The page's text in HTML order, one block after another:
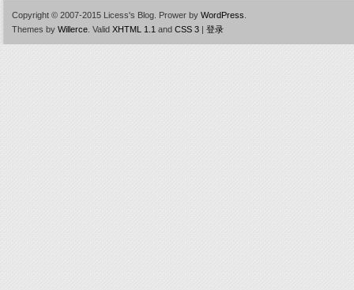
Copyright © 2007-2015 Licess's Blog. Prower by WordPress
Themes by Willerce Valid XHTML 1.1 and CSS 3 | 登录